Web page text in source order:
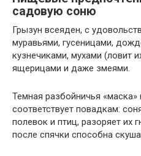
садовую соню
Грызун всеяден, с
муравьями, гусеницами,
кузнечиками, мухами (ловит
ящерицами и даже змеями.
Темная разбойничья
соответствует повадкам:
полевок и птиц, разоряет их
после спячки способна